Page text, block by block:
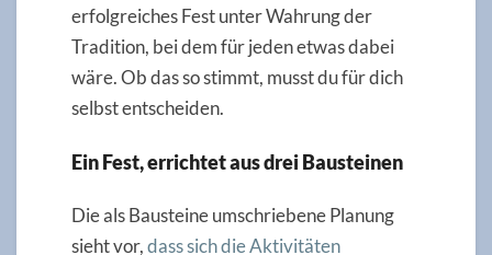
erfolgreiches Fest unter Wahrung der
Tradition, bei dem für jeden etwas dabei
wäre. Ob das so stimmt, musst du für dich
selbst entscheiden.
Ein Fest, errichtet aus drei Bausteinen
Die als Bausteine umschriebene Planung
sieht vor,dass sich die Aktivitäten